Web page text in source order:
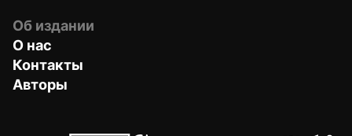
Об издании
О нас
Контакты
Авторы